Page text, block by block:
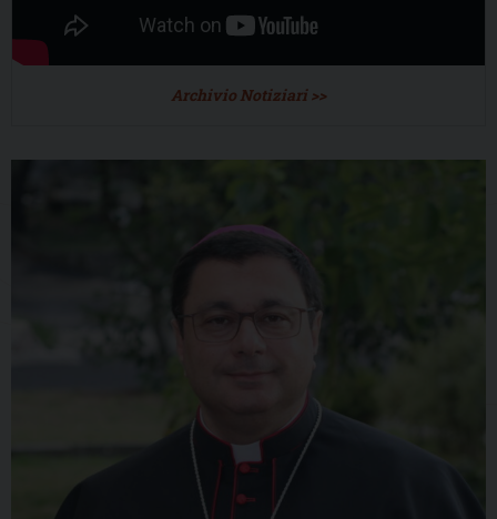
Archivio Notiziari >>